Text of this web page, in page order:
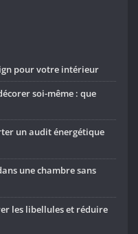
pour votre intérieur
soi-même : que
un audit énergétique
une chambre sans
les libellules et réduire